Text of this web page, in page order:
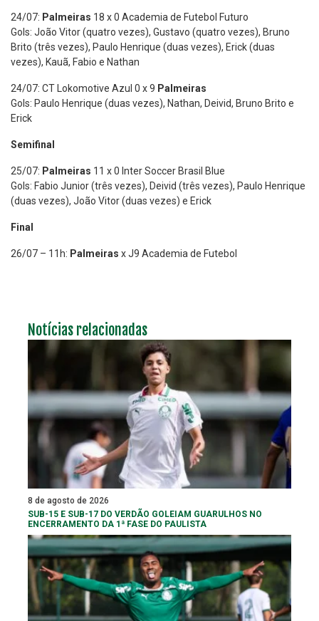
24/07: Palmeiras 18 x 0 Academia de Futebol Futuro
Gols: João Vitor (quatro vezes), Gustavo (quatro vezes), Bruno
Brito (três vezes), Paulo Henrique (duas vezes), Erick (duas
vezes), Kauã, Fabio e Nathan
24/07: CT Lokomotive Azul 0 x 9 Palmeiras
Gols: Paulo Henrique (duas vezes), Nathan, Deivid, Bruno Brito e
Erick
Semifinal
25/07: Palmeiras 11 x 0 Inter Soccer Brasil Blue
Gols: Fabio Junior (três vezes), Deivid (três vezes), Paulo Henrique
(duas vezes), João Vitor (duas vezes) e Erick
Final
26/07 – 11h: Palmeiras x J9 Academia de Futebol
Notícias relacionadas
8 de agosto de 2026
SUB-15 E SUB-17 DO VERDÃO GOLEIAM GUARULHOS NO
ENCERRAMENTO DA 1ª FASE DO PAULISTA